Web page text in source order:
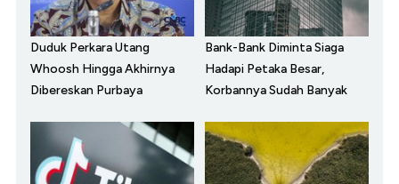
Duduk Perkara Utang
Whoosh Hingga Akhirnya
Dibereskan Purbaya
Bank-Bank Diminta Siaga
Hadapi Petaka Besar,
Korbannya Sudah Banyak